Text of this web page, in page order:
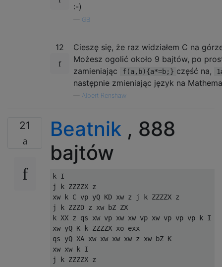
:-)
GB
12
Cieszę się, że raz widziałem C na
Możesz ogolić około 9 bajtów, po
zamieniając
f(a,b){a*=b;} część na,
następnie zmieniając język na
Albert Renshaw
21 Beatnik , 888
bajtów
k I
j k ZZZZX z
xw k C vp yQ KD xw z j k ZZZZX z
j k ZZZD z xw bZ ZX
k XX z qs xw vp xw xw vp xw vp vp vp k I Xj
xw yQ K k ZZZZX xo exx
qs yQ XA xw xw xw xw z xw bZ K
xw xw k I
j k ZZZZX z